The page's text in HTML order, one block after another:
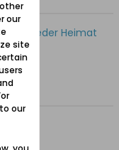
wieder Heimat
our
site
our